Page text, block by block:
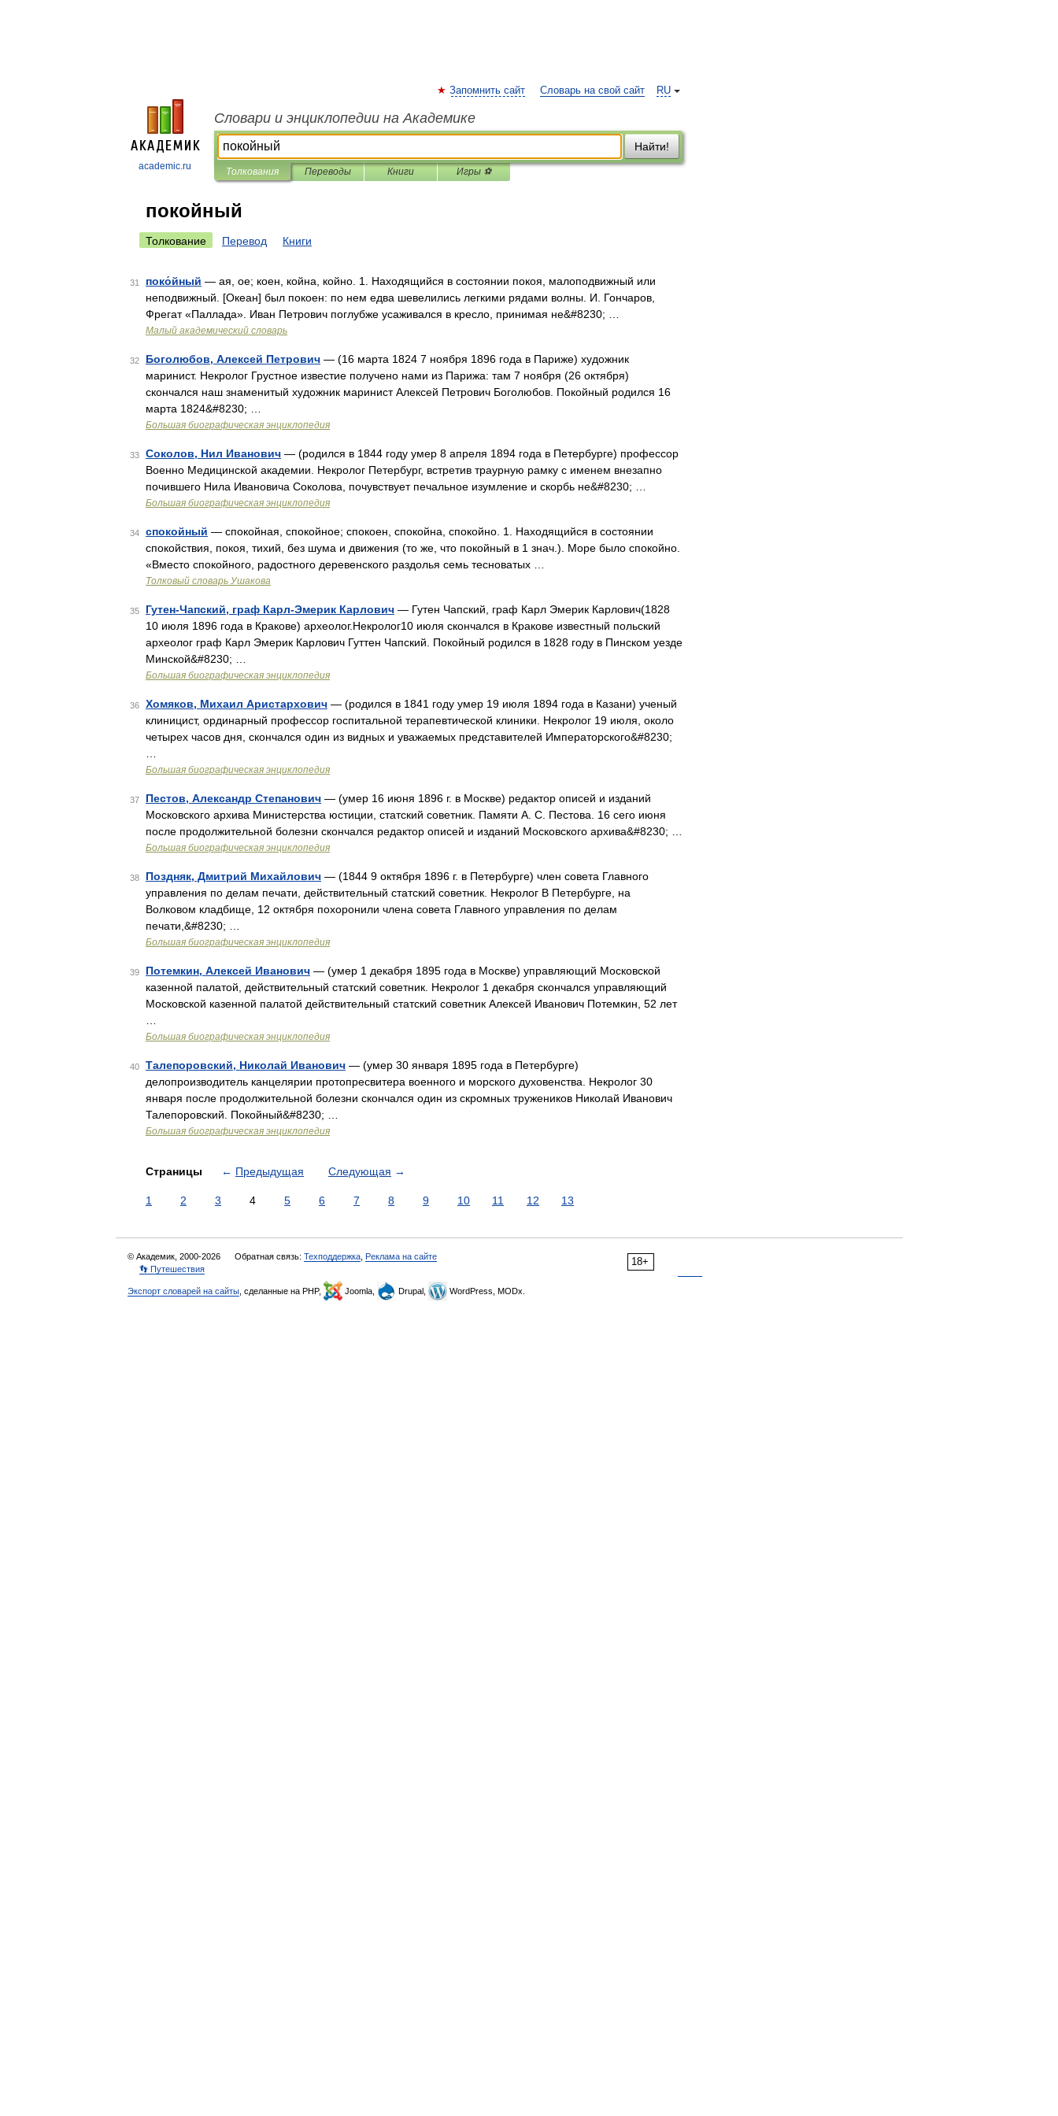
academic.ru
RU
Запомнить сайт Словарь на свой сайт
Словари и энциклопедии на Академике
Найти!
Толкования Переводы Книги Игры ⚽
покойный
Толкование Перевод Книги
31 поко́йный — ая, ое; коен, койна, койно. 1. Находящийся в состоянии покоя, малоподвижный или
неподвижный. [Океан] был покоен: по нем едва шевелились легкими рядами волны. И. Гончаров,
Фрегат «Паллада». Иван Петрович поглубже усаживался в кресло, принимая не&#8230; …
Малый академический словарь
32 Боголюбов, Алексей Петрович — (16 марта 1824 7 ноября 1896 года в Париже) художник
маринист. Некролог Грустное известие получено нами из Парижа: там 7 ноября (26 октября)
скончался наш знаменитый художник маринист Алексей Петрович Боголюбов. Покойный родился 16
марта 1824&#8230; …
Большая биографическая энциклопедия
33 Соколов, Нил Иванович — (родился в 1844 году умер 8 апреля 1894 года в Петербурге) профессор
Военно Медицинской академии. Некролог Петербург, встретив траурную рамку с именем внезапно
почившего Нила Ивановича Соколова, почувствует печальное изумление и скорбь не&#8230; …
Большая биографическая энциклопедия
34 спокойный — спокойная, спокойное; спокоен, спокойна, спокойно. 1. Находящийся в состоянии
спокойствия, покоя, тихий, без шума и движения (то же, что покойный в 1 знач.). Море было спокойно.
«Вместо спокойного, радостного деревенского раздолья семь тесноватых …
Толковый словарь Ушакова
35 Гутен-Чапский, граф Карл-Эмерик Карлович — Гутен Чапский, граф Карл Эмерик Карлович(1828
10 июля 1896 года в Кракове) археолог.Некролог10 июля скончался в Кракове известный польский
археолог граф Карл Эмерик Карлович Гуттен Чапский. Покойный родился в 1828 году в Пинском уезде
Минской&#8230; …
Большая биографическая энциклопедия
36 Хомяков, Михаил Аристархович — (родился в 1841 году умер 19 июля 1894 года в Казани) ученый
клиницист, ординарный профессор госпитальной терапевтической клиники. Некролог 19 июля, около
четырех часов дня, скончался один из видных и уважаемых представителей Императорского&#8230;
Большая биографическая энциклопедия
37 Пестов, Александр Степанович — (умер 16 июня 1896 г. в Москве) редактор описей и изданий
Московского архива Министерства юстиции, статский советник. Памяти A. C. Пестова. 16 сего июня
после продолжительной болезни скончался редактор описей и изданий Московского архива&#8230; …
Большая биографическая энциклопедия
38 Поздняк, Дмитрий Михайлович — (1844 9 октября 1896 г. в Петербурге) член совета Главного
управления по делам печати, действительный статский советник. Некролог В Петербурге, на
Волковом кладбище, 12 октября похоронили члена совета Главного управления по делам
печати,&#8230; …
Большая биографическая энциклопедия
39 Потемкин, Алексей Иванович — (умер 1 декабря 1895 года в Москве) управляющий Московской
казенной палатой, действительный статский советник. Некролог 1 декабря скончался управляющий
Московской казенной палатой действительный статский советник Алексей Иванович Потемкин, 52 лет
Большая биографическая энциклопедия
40 Талепоровский, Николай Иванович — (умер 30 января 1895 года в Петербурге)
делопроизводитель канцелярии протопресвитера военного и морского духовенства. Некролог 30
января после продолжительной болезни скончался один из скромных тружеников Николай Иванович
Талепоровский. Покойный&#8230; …
Большая биографическая энциклопедия
Страницы ← Предыдущая Следующая →
1 2 3 4 5 6 7 8 9 10 11 12 13
18+
© Академик, 2000-2026 Обратная связь: Техподдержка Реклама на сайте
👣 Путешествия
Экспорт словарей на сайты , сделанные на PHP, Joomla, Drupal, WordPress, MODx.